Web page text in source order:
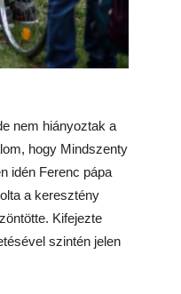
nem hiányoztak a
hogy Mindszenty
idén Ferenc pápa
a keresztény
Kifejezte
szintén jelen